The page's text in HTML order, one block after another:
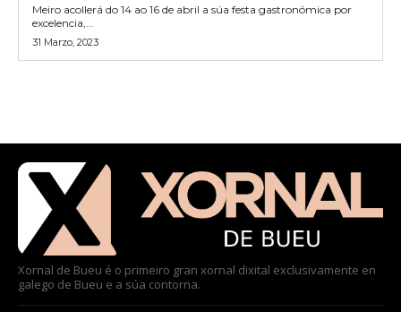
Meiro acollerá do 14 ao 16 de abril a súa festa gastronómica por
excelencia,...
31 Marzo, 2023
Xornal de Bueu é o primeiro gran xornal dixital exclusivamente en
galego de Bueu e a súa contorna.